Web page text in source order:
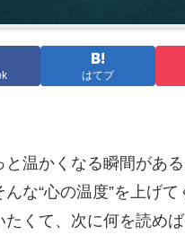
はてブ
温かくなる瞬間がある
な“心の温度”を上げて
たくて、次に何を読め